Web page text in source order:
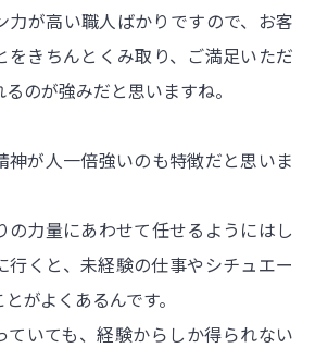
力が高い職人ばかりですので、お客
をきちんとくみ取り、ご満足いただ
のが強みだと思いますね。
神が人一倍強いのも特徴だと思いま
の力量にあわせて任せるようにはし
行くと、未経験の仕事やシチュエー
がよくあるんです。
ていても、経験からしか得られない